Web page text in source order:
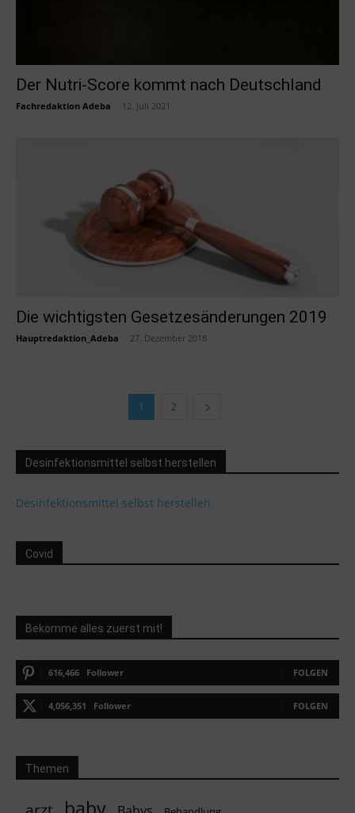
Der Nutri-Score kommt nach Deutschland
Fachredaktion Adeba 12. Juli 2021
Die wichtigsten Gesetzesänderungen 2019
Hauptredaktion_Adeba 27. Dezember 2018
1 2
Desinfektionsmittel selbst herstellen
Desinfektionsmittel selbst herstellen
Covid
Bekomme alles zuerst mit!
616,466 Follower FOLGEN
4,056,351 Follower FOLGEN
Themen